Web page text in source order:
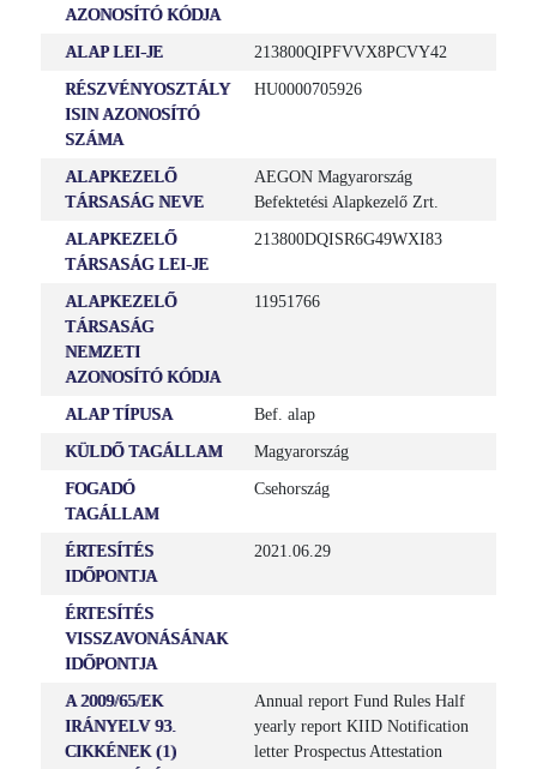
AZONOSÍTÓ KÓDJA
ALAP LEI-JE 213800QIPFVVX8PCVY42
RÉSZVÉNYOSZTÁLY
ISIN AZONOSÍTÓ
SZÁMA
HU0000705926
ALAPKEZELŐ
TÁRSASÁG NEVE
AEGON Magyarország
Befektetési Alapkezelő Zrt.
ALAPKEZELŐ
TÁRSASÁG LEI-JE
213800DQISR6G49WXI83
ALAPKEZELŐ
TÁRSASÁG
NEMZETI
AZONOSÍTÓ KÓDJA
11951766
ALAP TÍPUSA Bef. alap
KÜLDŐ TAGÁLLAM Magyarország
FOGADÓ
TAGÁLLAM
Csehország
ÉRTESÍTÉS
IDŐPONTJA
2021.06.29
ÉRTESÍTÉS
VISSZAVONÁSÁNAK
IDŐPONTJA
A 2009/65/EK
IRÁNYELV 93.
CIKKÉNEK (1)
Annual report Fund Rules Half
yearly report KIID Notification
letter Prospectus Attestation